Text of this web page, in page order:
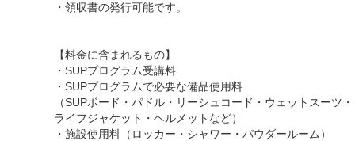
・領収書の発行可能です。
【料金に含まれるもの】
・SUPプログラム受講料
・SUPプログラムで必要な備品使用料
（SUPボード・パドル・リーシュコード・ウェットスーツ・
ライフジャケット・ヘルメットなど）
・施設使用料（ロッカー・シャワー・パウダールーム）